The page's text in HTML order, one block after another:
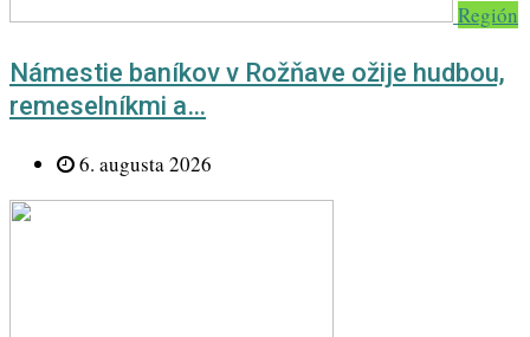
Región
Námestie baníkov v Rožňave ožije hudbou,
remeselníkmi a…
6. augusta 2026